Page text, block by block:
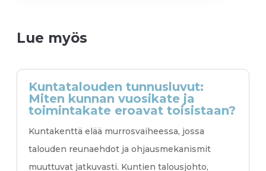
Lue myös
Kuntatalouden tunnusluvut:
Miten kunnan vuosikate ja
toimintakate eroavat toisistaan?
Kuntakenttä elää murrosvaiheessa, jossa
talouden reunaehdot ja ohjausmekanismit
muuttuvat jatkuvasti. Kuntien talousjohto,